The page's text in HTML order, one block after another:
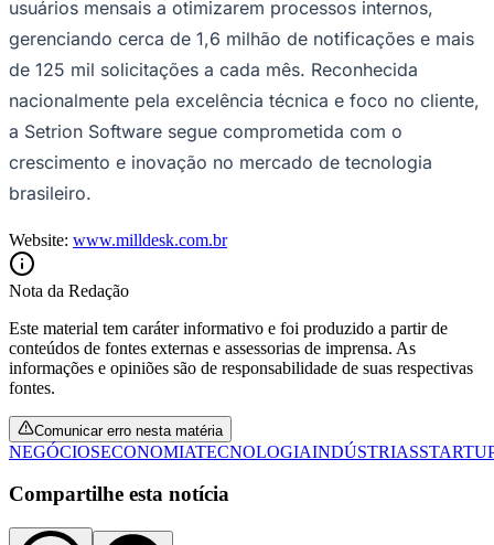
Compartilhe esta notícia
WhatsApp Facebook
Opções